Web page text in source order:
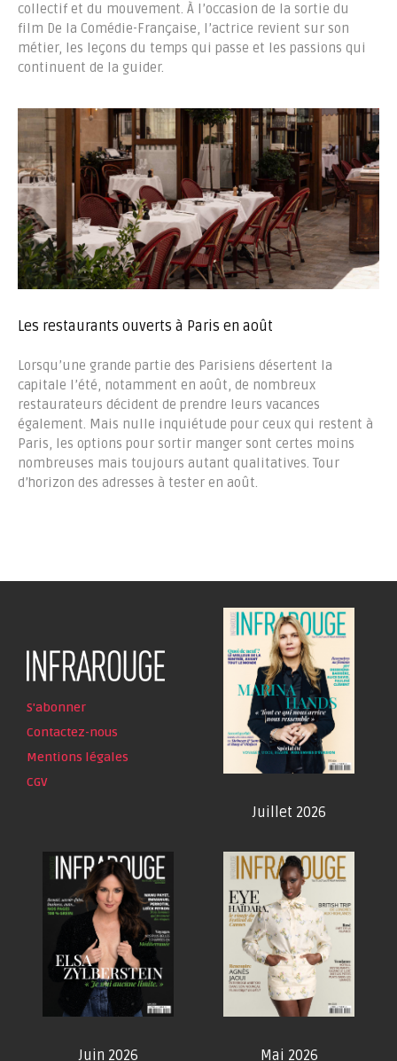
collectif et du mouvement. À l’occasion de la sortie du
film De la Comédie-Française, l’actrice revient sur son
métier, les leçons du temps qui passe et les passions qui
continuent de la guider.
Les restaurants ouverts à Paris en août
Lorsqu’une grande partie des Parisiens désertent la
capitale l’été, notamment en août, de nombreux
restaurateurs décident de prendre leurs vacances
également. Mais nulle inquiétude pour ceux qui restent à
Paris, les options pour sortir manger sont certes moins
nombreuses mais toujours autant qualitatives. Tour
d’horizon des adresses à tester en août.
S'abonner
Contactez-nous
Mentions légales
CGV
Juillet 2026
Juin 2026 Mai 2026